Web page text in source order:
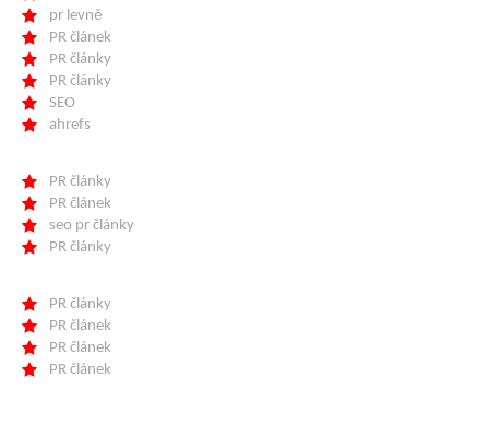
pr levně
PR článek
PR články
PR články
SEO
ahrefs
PR články
PR článek
seo pr články
PR články
PR články
PR článek
PR článek
PR článek